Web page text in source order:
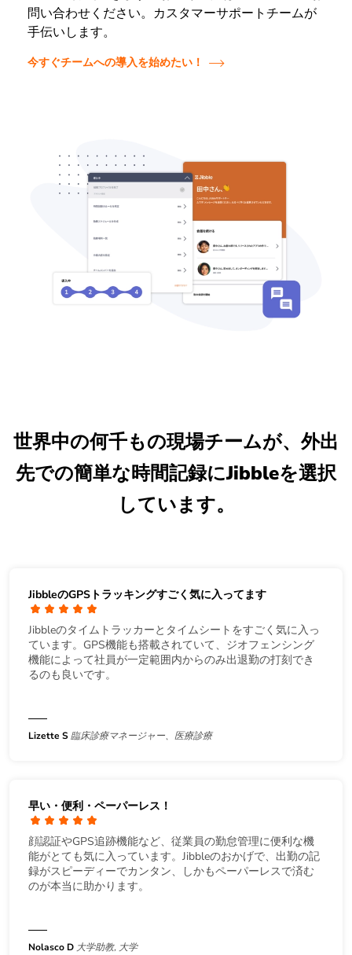
問い合わせください。カスタマーサポートチームが
手伝いします。
今すぐチームへの導入を始めたい！
世界中の何千もの現場チームが、外出
先での簡単な時間記録にJibbleを選択
しています。
JibbleのGPSトラッキングすごく気に入ってます
Jibbleのタイムトラッカーとタイムシートをすごく気に入っ
ています。GPS機能も搭載されていて、ジオフェンシング
機能によって社員が一定範囲内からのみ出退勤の打刻でき
るのも良いです。
Lizette S臨床診療マネージャー、医療診療
早い・便利・ペーパーレス！
顔認証やGPS追跡機能など、従業員の勤怠管理に便利な機
能がとても気に入っています。Jibbleのおかげで、出勤の記
録がスピーディーでカンタン、しかもペーパーレスで済む
のが本当に助かります。
Nolasco D 大学助教, 大学